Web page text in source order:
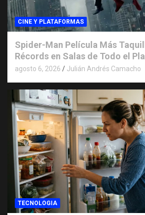
CINE Y PLATAFORMAS
Spider-Man Película Más
Récords en Salas de Todo el
agosto 6, 2026 Julián Andrés Camacho
TECNOLOGIA